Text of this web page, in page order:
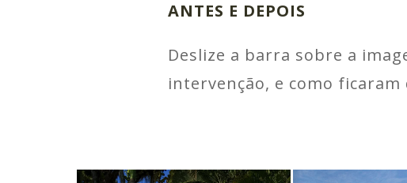
ANTES E DEPOIS
Deslize a barra sobre a
intervenção, e como ficaram